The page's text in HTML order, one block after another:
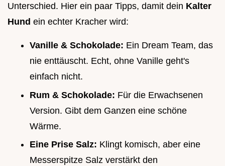
Unterschied. Hier ein paar Tipps, damit dein Kalter
Hund ein echter Kracher wird:
Vanille & Schokolade: Ein Dream Team, das
nie enttäuscht. Echt, ohne Vanille geht's
einfach nicht.
Rum & Schokolade: Für die Erwachsenen
Version. Gibt dem Ganzen eine schöne
Wärme.
Eine Prise Salz: Klingt komisch, aber eine
Messerspitze Salz verstärkt den